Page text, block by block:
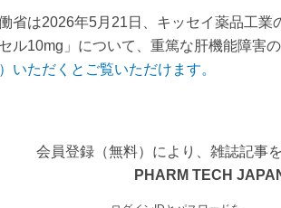
省は2026年5月21日、キッセイ薬品工業
ル10mg」について、重篤な肝機能障害
いただくとご覧いただけます。
会員登録（無料）により、雑誌記事
PHARM TECH